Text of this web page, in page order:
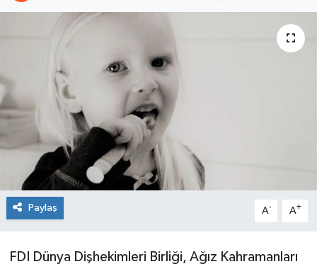
Paylaş A- A+
FDI Dünya Dişhekimleri Birliği, Ağız Kahramanları